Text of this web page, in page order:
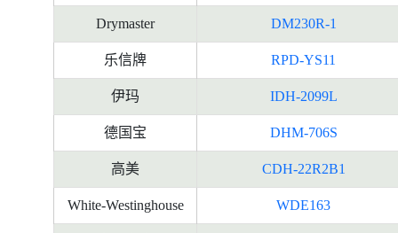
Drymaster DM230R-1
乐信牌 RPD-YS11
伊玛 IDH-2099L
德国宝 DHM-706S
高美 CDH-22R2B1
White-Westinghouse WDE163